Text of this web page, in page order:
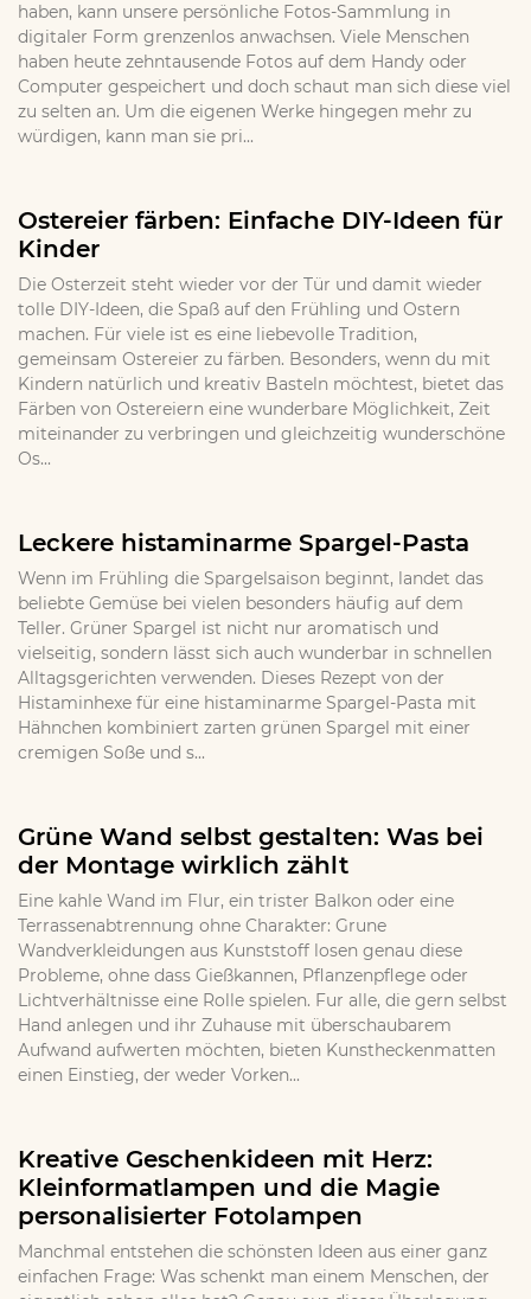
haben, kann unsere persönliche Fotos-Sammlung in
digitaler Form grenzenlos anwachsen. Viele Menschen
haben heute zehntausende Fotos auf dem Handy oder
Computer gespeichert und doch schaut man sich diese viel
zu selten an. Um die eigenen Werke hingegen mehr zu
würdigen, kann man sie pri...
Ostereier färben: Einfache DIY-Ideen für
Kinder
Die Osterzeit steht wieder vor der Tür und damit wieder
tolle DIY-Ideen, die Spaß auf den Frühling und Ostern
machen. Für viele ist es eine liebevolle Tradition,
gemeinsam Ostereier zu färben. Besonders, wenn du mit
Kindern natürlich und kreativ Basteln möchtest, bietet das
Färben von Ostereiern eine wunderbare Möglichkeit, Zeit
miteinander zu verbringen und gleichzeitig wunderschöne
Os...
Leckere histaminarme Spargel-Pasta
Wenn im Frühling die Spargelsaison beginnt, landet das
beliebte Gemüse bei vielen besonders häufig auf dem
Teller. Grüner Spargel ist nicht nur aromatisch und
vielseitig, sondern lässt sich auch wunderbar in schnellen
Alltagsgerichten verwenden. Dieses Rezept von der
Histaminhexe für eine histaminarme Spargel-Pasta mit
Hähnchen kombiniert zarten grünen Spargel mit einer
cremigen Soße und s...
Grüne Wand selbst gestalten: Was bei
der Montage wirklich zählt
Eine kahle Wand im Flur, ein trister Balkon oder eine
Terrassenabtrennung ohne Charakter: Grune
Wandverkleidungen aus Kunststoff losen genau diese
Probleme, ohne dass Gießkannen, Pflanzenpflege oder
Lichtverhältnisse eine Rolle spielen. Fur alle, die gern selbst
Hand anlegen und ihr Zuhause mit überschaubarem
Aufwand aufwerten möchten, bieten Kunstheckenmatten
einen Einstieg, der weder Vorken...
Kreative Geschenkideen mit Herz:
Kleinformatlampen und die Magie
personalisierter Fotolampen
Manchmal entstehen die schönsten Ideen aus einer ganz
einfachen Frage: Was schenkt man einem Menschen, der